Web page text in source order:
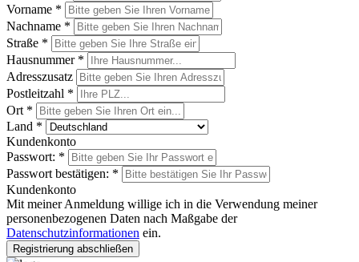
Vorname *
Nachname *
Straße *
Hausnummer *
Adresszusatz
Postleitzahl *
Ort *
Land *
Kundenkonto
Passwort: *
Passwort bestätigen: *
Kundenkonto
Mit meiner Anmeldung willige ich in die Verwendung meiner
personenbezogenen Daten nach Maßgabe der
Datenschutzinformationen ein.
Registrierung abschließen